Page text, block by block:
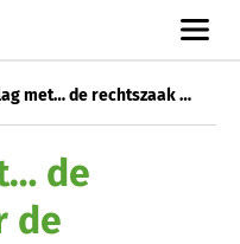
Aan de slag met… de rechtszaak over de avondklok
de
de